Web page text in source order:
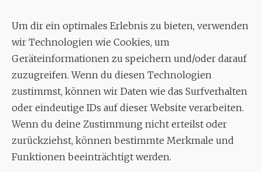
Um dir ein optimales Erlebnis zu bieten, verwenden
wir Technologien wie Cookies, um
Geräteinformationen zu speichern und/oder darauf
zuzugreifen. Wenn du diesen Technologien
zustimmst, können wir Daten wie das Surfverhalten
oder eindeutige IDs auf dieser Website verarbeiten.
Wenn du deine Zustimmung nicht erteilst oder
zurückziehst, können bestimmte Merkmale und
Funktionen beeinträchtigt werden.
Aixheimer Str. 18
70619 Stuttgart
MUSIK
Musikalischer Leiter:
Enrico Trummer
Tel.+49 (0)177 / 34 23 57 1
Facebook
TwitterYouTube